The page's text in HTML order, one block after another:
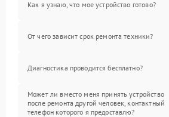
Как я узнаю, что мое устройство готово?
От чего зависит срок ремонта техники?
Диагностика проводится бесплатно?
Может ли вместо меня принять устройство
после ремонта другой человек, контактный
телефон которого я предоставлю?